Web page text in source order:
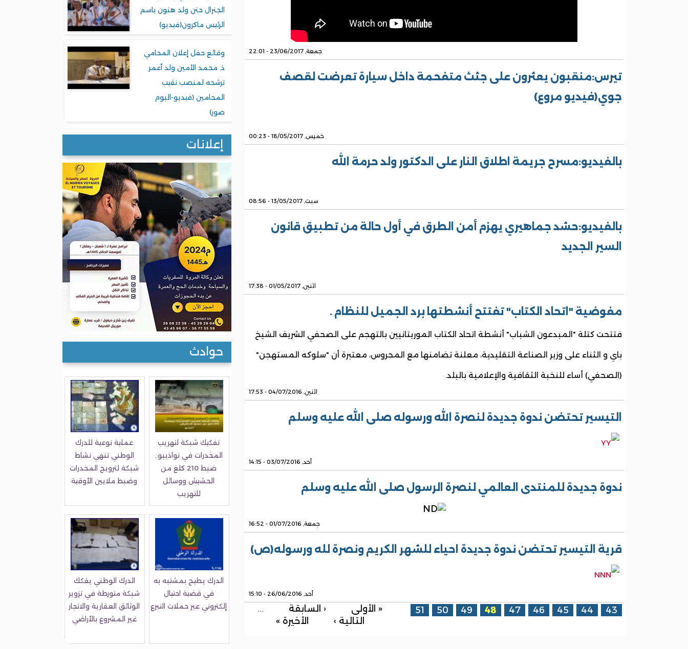
جمعة, 23/06/2017 - 22:01
تيرس:منقبون يعثرون على جثث متفحمة داخل سيارة تعرضت لقصف
جوي(فيديو مروع)
خميس, 18/05/2017 - 00:23
بالفيديو:مسرح جريمة اطلاق النار على الدكتور ولد حرمة الله
سبت, 13/05/2017 - 08:56
بالفيديو:حشد جماهيري يهزم أمن الطرق في أول حالة من تطبيق قانون
السير الجديد
اثنين, 01/05/2017 - 17:38
مفوضية "اتحاد الكتاب" تفتتح أنشطتها برد الجميل للنظام .
فتتحت كتلة "المبدعون الشباب" أنشطة اتحاد الكتاب الموريتانيين بالتهجم على الصحفي الشريف الشيخ
باي و الثناء على وزير الصناعة التقليدية، معلنة تضامنها مع المحروس، معتبرة أن "سلوكه المستهجن"
(الصحفي) أساء للنخبة الثقافية والإعلامية بالبلد.
اثنين, 04/07/2016 - 17:53
التيسير تحتضن ندوة جديدة لنصرة الله ورسوله صلى الله عليه وسلم
أحد, 03/07/2016 - 14:15
ندوة جديدة للمنتدى العالمي لنصرة الرسول صلى الله عليه وسلم
جمعة, 01/07/2016 - 16:52
قرية التيسير تحتضن ندوة جديدة احياء للشهر الكريم ونصرة لله ورسوله(ص)
أحد, 26/06/2016 - 15:10
الصفحات « الأولى ‹ السابقة … 43
44
45
46
47
48
49
50
51
التالية ›
الأخيرة »
الجنرال حنن ولد هنون باسم
الرئيس ماكرون(فيديو)
وقائع حفل إعلان المحامي
ذ. محمد الأمين ولد أعمر
ترشحه لمنصب نقيب
المحامين (فيديو-البوم
صور)
إعلانات
حوادث
تفكيك شبكة لتهريب
المخدرات في نواذيبو..
ضبط 210 كلغ من
الحشيش ووسائل
للتهريب
عملية نوعية للدرك
الوطني تنهي نشاط
شبكة لترويج المخدرات
وضبط ملايين الأوقية
الدرك يطيح بمشتبه به
في قضية احتيال
إلكتروني عبر حملات التبرع
الدرك الوطني يفكك
شبكة متورطة في تزوير
الوثائق العقارية والاتجار
غير المشروع بالأراضي